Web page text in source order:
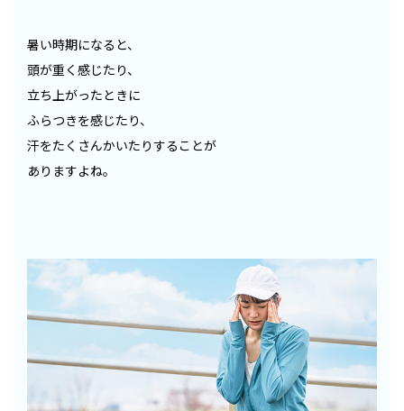
暑い時期になると、
頭が重く感じたり、
立ち上がったときに
ふらつきを感じたり、
汗をたくさんかいたりすることが
ありますよね。